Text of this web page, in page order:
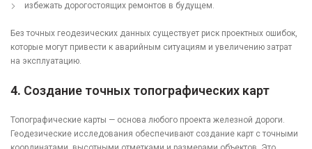
избежать дорогостоящих ремонтов в будущем.
Без точных геодезических данных существует риск проектных ошибок,
которые могут привести к аварийным ситуациям и увеличению затрат
на эксплуатацию.
4. Создание точных топографических карт
Топографические карты — основа любого проекта железной дороги.
Геодезические исследования обеспечивают создание карт с точными